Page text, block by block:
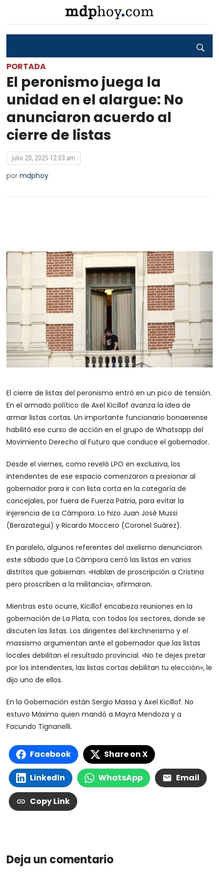
PORTADA
El peronismo juega la
unidad en el alargue: No
anunciaron acuerdo al
cierre de listas
julio 20, 2025 12:03 am
pormdphoy
El cierre de listas del peronismo entró en un pico de tensión.
En el armado político de Axel Kicillof avanza la idea de
armar listas cortas. Un importante funcionario bonaerense
habilitó ese curso de acción en el grupo de Whatsapp del
Movimiento Derecho al Futuro que conduce el gobernador.
Desde el viernes, como reveló LPO en exclusiva, los
intendentes de ese espacio comenzaron a presionar al
gobernador para ir con lista corta en la categoría de
concejales, por fuera de Fuerza Patria, para evitar la
injerencia de La Cámpora. Lo hizo Juan José Mussi
(Berazategui) y Ricardo Moccero (Coronel Suárez).
En paralelo, algunos referentes del axelismo denunciaron
este sábado que La Cámpora cerró las listas en varios
distritos que gobiernan. «Hablan de proscripción a Cristina
pero proscriben a la militancia», afirmaron.
Mientras esto ocurre, Kicillof encabeza reuniones en la
gobernación de La Plata, con todos los sectores, donde se
discuten las listas. Los dirigentes del kirchnerismo y el
massismo argumentan ante el gobernador que las listas
locales debilitan el resultado provincial. «No te dejes pretar
por los intendentes, las listas cortas debilitan tu elección», le
dijo uno de ellos.
En la Gobernación están Sergio Massa y Axel Kicillof. No
estuvo Máximo quien mandó a Mayra Mendoza y a
Facundo Tignanelli.
Facebook Share on X
LinkedIn WhatsApp Email
Copy Link
Deja un comentario